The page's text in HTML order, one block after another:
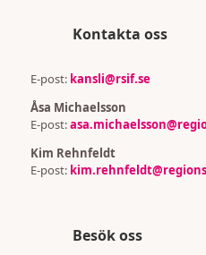
Kontakta oss
E-post: kansli@rsif.se
Åsa Michaelsson
E-post:
Kim Rehnfeldt
E-post:
Besök oss